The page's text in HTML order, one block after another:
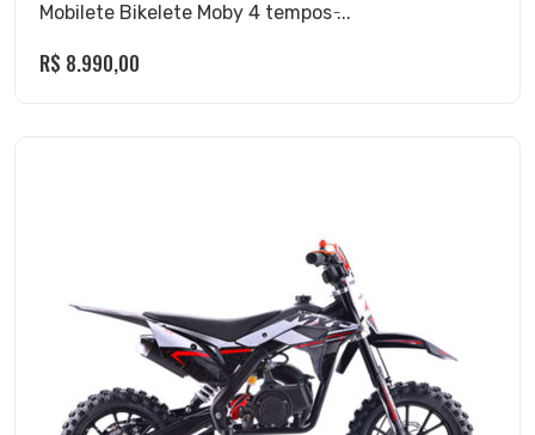
Mobilete Bikelete Moby 4 tempos ̵...
R$ 8.990,00